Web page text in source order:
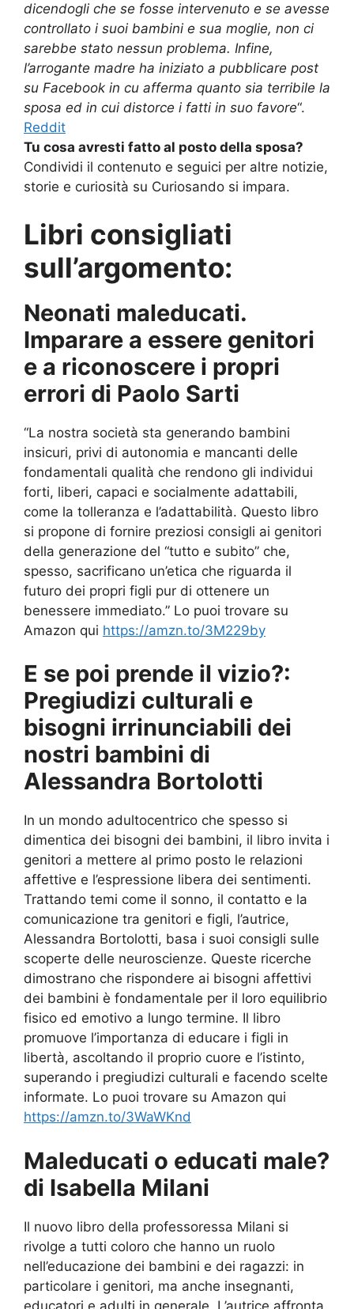
dicendogli che se fosse intervenuto e se avesse
controllato i suoi bambini e sua moglie, non ci
sarebbe stato nessun problema. Infine,
l’arrogante madre ha iniziato a pubblicare post
su Facebook in cu afferma quanto sia terribile la
sposa ed in cui distorce i fatti in suo favore“.
Reddit
Tu cosa avresti fatto al posto della sposa?
Condividi il contenuto e seguici per altre notizie,
storie e curiosità su Curiosando si impara.
Libri consigliati
sull’argomento:
Neonati maleducati.
Imparare a essere genitori
e a riconoscere i propri
errori di Paolo Sarti
“La nostra società sta generando bambini
insicuri, privi di autonomia e mancanti delle
fondamentali qualità che rendono gli individui
forti, liberi, capaci e socialmente adattabili,
come la tolleranza e l’adattabilità. Questo libro
si propone di fornire preziosi consigli ai genitori
della generazione del “tutto e subito” che,
spesso, sacrificano un’etica che riguarda il
futuro dei propri figli pur di ottenere un
benessere immediato.” Lo puoi trovare su
Amazon qui https://amzn.to/3M229by
E se poi prende il vizio?:
Pregiudizi culturali e
bisogni irrinunciabili dei
nostri bambini di
Alessandra Bortolotti
In un mondo adultocentrico che spesso si
dimentica dei bisogni dei bambini, il libro invita i
genitori a mettere al primo posto le relazioni
affettive e l’espressione libera dei sentimenti.
Trattando temi come il sonno, il contatto e la
comunicazione tra genitori e figli, l’autrice,
Alessandra Bortolotti, basa i suoi consigli sulle
scoperte delle neuroscienze. Queste ricerche
dimostrano che rispondere ai bisogni affettivi
dei bambini è fondamentale per il loro equilibrio
fisico ed emotivo a lungo termine. Il libro
promuove l’importanza di educare i figli in
libertà, ascoltando il proprio cuore e l’istinto,
superando i pregiudizi culturali e facendo scelte
informate. Lo puoi trovare su Amazon qui
https://amzn.to/3WaWKnd
Maleducati o educati male?
di Isabella Milani
Il nuovo libro della professoressa Milani si
rivolge a tutti coloro che hanno un ruolo
nell’educazione dei bambini e dei ragazzi: in
particolare i genitori, ma anche insegnanti,
educatori e adulti in generale. L’autrice affronta